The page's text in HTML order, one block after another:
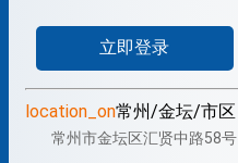
立即登录
location_on常州/金坛/市区
常州市金坛区汇贤中路58号